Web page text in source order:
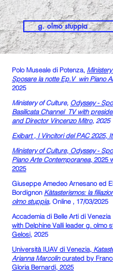
g. olmo stuppia
Polo Museale di Potenza,
Sposare la notte Ep.V win Piano
2025
Ministery of Culture, Odyssey -
Basilicata Channel TV with
and Director Vincenzo Mitro, 2025
Exibart , I Vincitori del PAC 2025,
Ministery of Culture, Odyssey -
Piano Arte Contemporanea, 2025
2025
Giuseppe Amedeo Arnesano ed
Bordignon Kàtasterismos: la
olmo stuppia, Online , 17/03/2025
Accademia di Belle Arti di Venezia
with Delphine Valli leader g. olmo
Gelosi, 2025
Università IUAV di Venezia,
Arianna Marcolincurated by
Gloria Bernardi, 2025